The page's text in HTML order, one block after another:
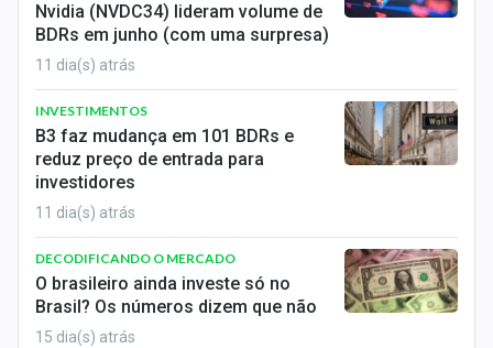
Nvidia (NVDC34) lideram volume de
BDRs em junho (com uma surpresa)
11 dia(s) atrás
INVESTIMENTOS
B3 faz mudança em 101 BDRs e
reduz preço de entrada para
investidores
11 dia(s) atrás
DECODIFICANDO O MERCADO
O brasileiro ainda investe só no
Brasil? Os números dizem que não
15 dia(s) atrás